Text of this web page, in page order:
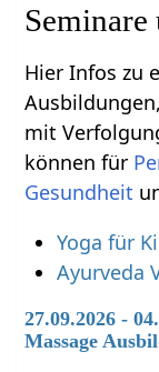
Hier Infos zu
mit Verfolgung‏‎, aber doch interessant
können für
Gesundheit
Yoga für
Ayurveda
27.09.2026 -
Massage